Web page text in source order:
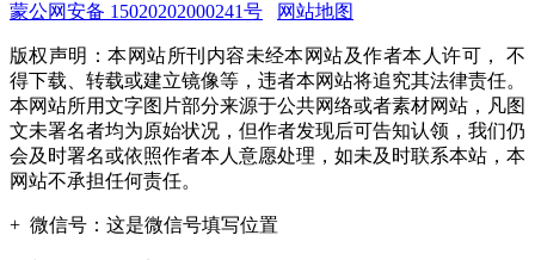
蒙公网安备 15020202000241号
网站地图
版权声明：本网站所刊内容未经本网站及作者本人许可， 不
得下载、转载或建立镜像等，违者本网站将追究其法律责任。
本网站所用文字图片部分来源于公共网络或者素材网站，凡图
文未署名者均为原始状况，但作者发现后可告知认领，我们仍
会及时署名或依照作者本人意愿处理，如未及时联系本站，本
网站不承担任何责任。
+ 微信号： 这是微信号填写位置